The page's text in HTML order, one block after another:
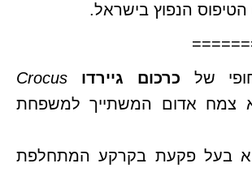
הטיפוס הנפוץ בישראל.
של כרכום גיירדו
Crocus
צמח אדום המשתייך למשפחת
בעל פקעת בקרקע המתחלפת